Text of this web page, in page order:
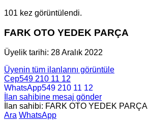
101 kez görüntülendi.
FARK OTO YEDEK PARÇA
Üyelik tarihi: 28 Aralık 2022
Üyenin tüm ilanlarını görüntüle
Cep549 210 11 12
WhatsApp549 210 11 12
İlan sahibine mesaj gönder
İlan sahibi: FARK OTO YEDEK PARÇA
Ara WhatsApp